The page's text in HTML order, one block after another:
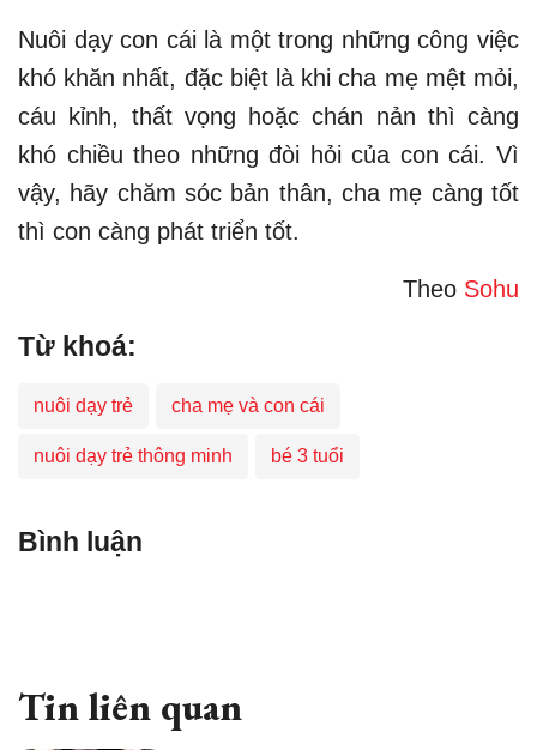
Nuôi dạy con cái là một trong những công việc
khó khăn nhất, đặc biệt là khi cha mẹ mệt mỏi,
cáu kỉnh, thất vọng hoặc chán nản thì càng
khó chiều theo những đòi hỏi của con cái. Vì
vậy, hãy chăm sóc bản thân, cha mẹ càng tốt
thì con càng phát triển tốt.
Theo Sohu
Từ khoá:
nuôi dạy trẻ cha mẹ và con cái
nuôi dạy trẻ thông minh bé 3 tuổi
Bình luận
Tin liên quan